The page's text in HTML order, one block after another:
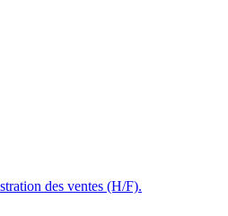
des ventes (H/F).